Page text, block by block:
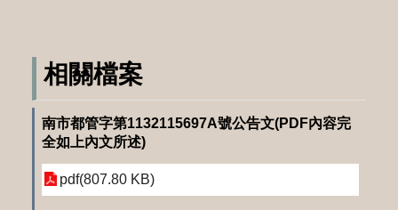
相關檔案
南市都管字第1132115697A號公告文(PDF內容完
全如上內文所述)
pdf(807.80 KB)